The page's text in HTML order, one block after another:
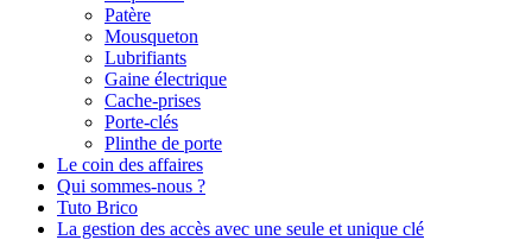
Patère
Mousqueton
Lubrifiants
Gaine électrique
Cache-prises
Porte-clés
Plinthe de porte
Le coin des affaires
Qui sommes-nous ?
Tuto Brico
La gestion des accès avec une seule et unique clé